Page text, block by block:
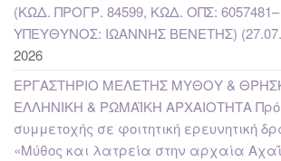
(ΚΩΔ. ΠΡΟΓΡ. 84599, ΚΩΔ. ΟΠΣ:
ΥΠΕΥΘΥΝΟΣ: ΙΩΑΝΝΗΣ ΒΕΝΕΤΗΣ)
2026
ΕΡΓΑΣΤΗΡΙΟ ΜΕΛΕΤΗΣ ΜΥΘΟΥ &
ΕΛΛΗΝΙΚΗ & ΡΩΜΑΪΚΗ ΑΡΧΑΙΟΤΗΤΑ
συμμετοχής σε φοιτητική ερευνητική
«Μύθος και λατρεία στην αρχαία